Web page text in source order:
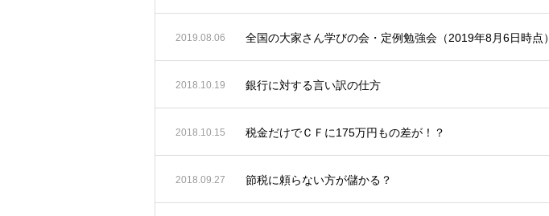
2019.08.06 全国の大家さん学びの会・定例勉強会（2019年8月6日時点）
2018.10.19 銀行に対する言い訳の仕方
2018.10.15 税金だけでＣＦに175万円もの差が！？
2018.09.27 節税に頼らない方が儲かる？